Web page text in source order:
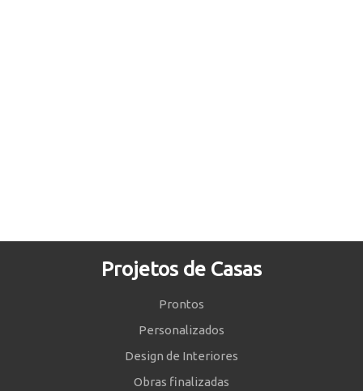
Projetos de Casas
Prontos
Personalizados
Design de Interiores
Obras finalizadas